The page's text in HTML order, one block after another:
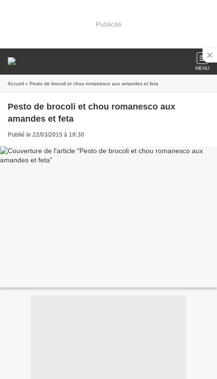
Publicité
MENU
Accueil » Pesto de brocoli et chou romanesco aux amandes et feta
Pesto de brocoli et chou romanesco aux
amandes et feta
Publié le 22/03/2015 à 19:30